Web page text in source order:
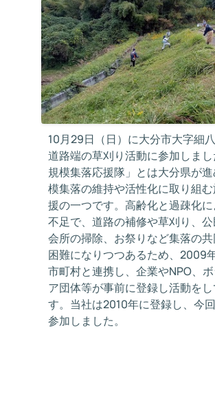
10月29日（日）に大分市大字細
道路端の草刈り活動に参加しま
規模集落応援隊」とは大分県が
模集落の維持や活性化に取り組
援の一つです。高齢化と過疎化
不足で、道路の補修や草刈り、
会所の掃除、お祭りなど集落の
困難になりつつあるため、2009
市町村と連携し、企業やNPO、
ア団体等が事前に登録し活動をし
す。当社は2010年に登録し、今
参加しました。